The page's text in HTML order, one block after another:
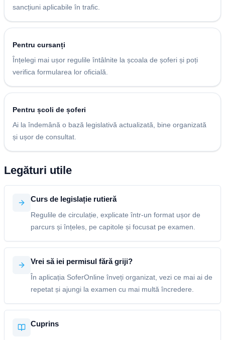
sancțiuni aplicabile în trafic.
Pentru cursanți
Înțelegi mai ușor regulile întâlnite la școala de șoferi și poți
verifica formularea lor oficială.
Pentru școli de șoferi
Ai la îndemână o bază legislativă actualizată, bine organizată
și ușor de consultat.
Legături utile
Curs de legislație rutieră
Regulile de circulație, explicate într-un format ușor de
parcurs și înțeles, pe capitole și focusat pe examen.
Vrei să iei permisul fără griji?
În aplicația SoferOnline înveți organizat, vezi ce mai ai de
repetat și ajungi la examen cu mai multă încredere.
Cuprins